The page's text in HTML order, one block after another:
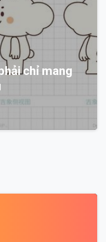
chỉ mang